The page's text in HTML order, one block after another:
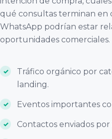
qué consultas terminan en
WhatsApp podrían estar
oportunidades comerciales.
Tráfico orgánico por
landing.
Eventos importantes
Contactos enviados